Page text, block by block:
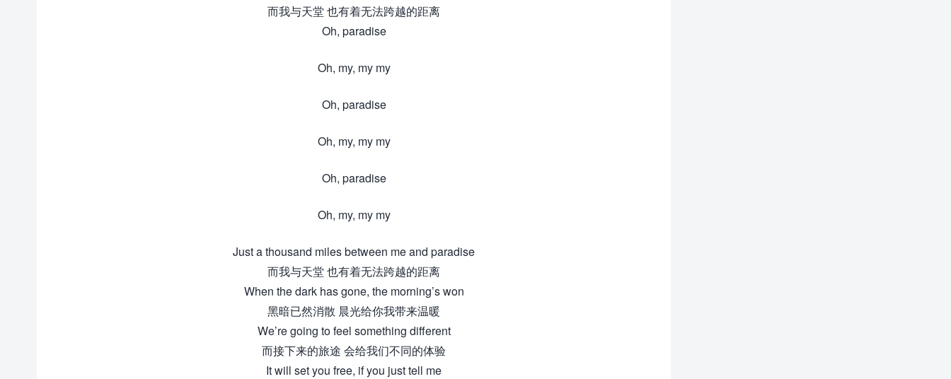
而我与天堂 也有着无法跨越的距离
Oh, paradise
Oh, my, my my
Oh, paradise
Oh, my, my my
Oh, paradise
Oh, my, my my
Just a thousand miles between me and paradise
而我与天堂 也有着无法跨越的距离
When the dark has gone, the morning’s won
黑暗已然消散 晨光给你我带来温暖
We’re going to feel something different
而接下来的旅途 会给我们不同的体验
It will set you free, if you just tell me